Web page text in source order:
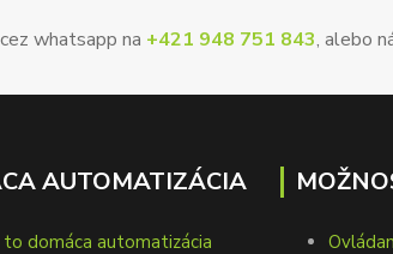
whatsapp na +421 948 751 843, alebo
AUTOMATIZÁCIA
to domáca automatizácia